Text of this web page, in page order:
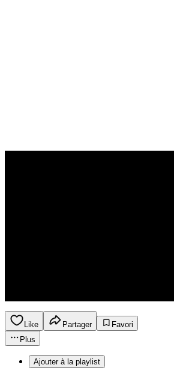
Like Partager
Favori
Plus
Ajouter à la playlist